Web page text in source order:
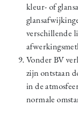
kleur- of
verschillende
Vonder BV
zijn ontstaan
in de
normale